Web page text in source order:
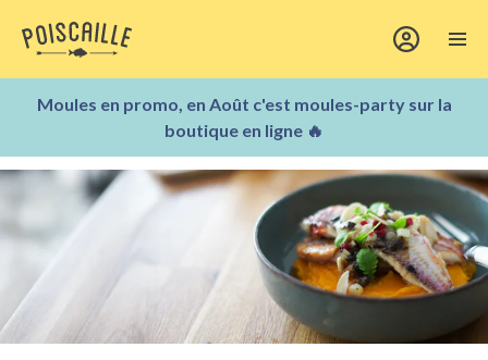
Moules en promo, en Août c'est moules-party sur la
boutique en ligne 🔥